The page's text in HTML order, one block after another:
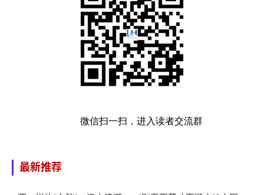
微信扫一扫，进入读者交流群
最新推荐